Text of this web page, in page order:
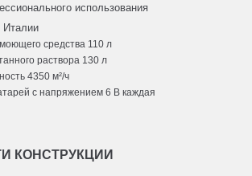
использования
Италии
средства 110 л
раствора 130 л
4350 м²/ч
с напряжением 6 В каждая
КОНСТРУКЦИИ